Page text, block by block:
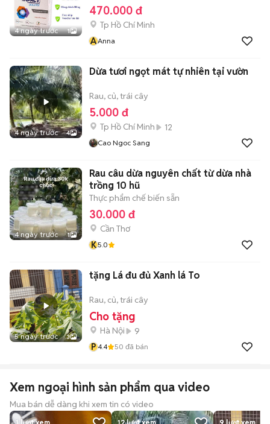
4 ngày trước 1
470.000 đ
Tp Hồ Chí Minh
AAnna
4 ngày trước 4
Dừa tươi ngọt mát tự nhiên tại vườn
Rau, củ, trái cây
5.000 đ
Tp Hồ Chí Minh 12
Cao Ngoc Sang
4 ngày trước 1
Rau câu dừa nguyên chất từ dừa nhà
trồng 10 hũ
Thực phẩm chế biến sẵn
30.000 đ
Cần Thơ
K5.0
5 ngày trước 3
tặng Lá đu đủ Xanh lá To
Rau, củ, trái cây
Cho tặng
Hà Nội
9
P 4.4 50 đã bán
Xem ngoại hình sản phẩm qua video
Mua bán dễ dàng khi xem tin có video